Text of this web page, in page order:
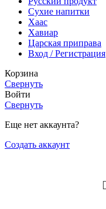
Сухие напитки
Хаас
Хавиар
Царская приправа
Вход / Регистрация
Корзина
Свернуть
Войти
Свернуть
Еще нет аккаунта?
Создать аккаунт